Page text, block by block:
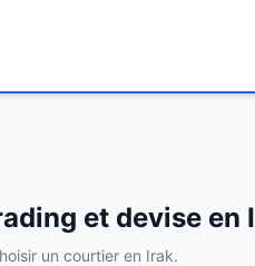
et devise en
un courtier en Irak.